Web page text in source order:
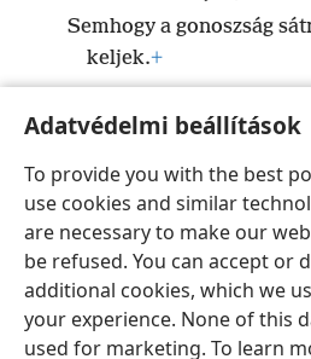
Adatvédelmi beállítások
To provide you with the best
use cookies and similar
are necessary to make our
be refused. You can accept or
additional cookies, which we
your experience. None of this
used for marketing. To learn
Semhogy a gonoszság
keljek.+
Magyar
Copyright© 2026 Watch Tower Bible
Felhasználási feltételek
Bizalmas
Adatvédelmi beállítások